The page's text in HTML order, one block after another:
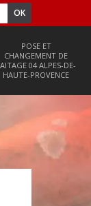
POSE ET
CHANGEMENT DE
04 ALPES-DE-
HAUTE-PROVENCE